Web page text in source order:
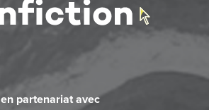
en partenariat avec